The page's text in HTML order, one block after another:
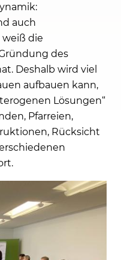
auch
weiß die
des
Deshalb wird viel
aufbauen kann,
Lösungen“
Pfarreien,
Rücksicht